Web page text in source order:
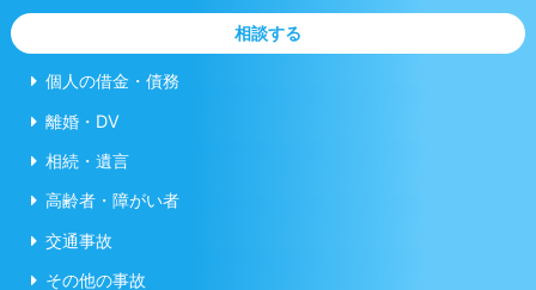
相談する
個人の借金・債務
離婚・DV
相続・遺言
高齢者・障がい者
交通事故
その他の事故